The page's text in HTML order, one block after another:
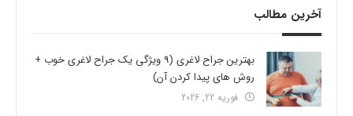
آخرین مطالب
بهترین جراح لاغری (9 ویژگی یک جراح لاغری خوب +
روش های پیدا کردن آن)
فوریه 22, 2026